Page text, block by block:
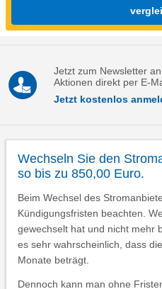
Jetzt zum Newsletter
Aktionen direkt per E-
Jetzt kostenlos
Wechseln Sie den
so bis zu 850,00 Euro.
Beim Wechsel des
Kündigungsfristen beachten.
gewechselt hat und nicht mehr
es sehr wahrscheinlich, dass
Monate beträgt.
Dennoch kann man ohne